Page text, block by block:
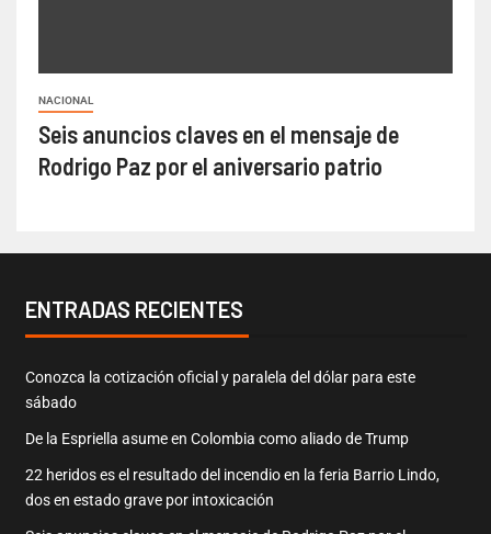
NACIONAL
Seis anuncios claves en el mensaje de
Rodrigo Paz por el aniversario patrio
ENTRADAS RECIENTES
Conozca la cotización oficial y paralela del dólar para este
sábado
De la Espriella asume en Colombia como aliado de Trump
22 heridos es el resultado del incendio en la feria Barrio Lindo,
dos en estado grave por intoxicación